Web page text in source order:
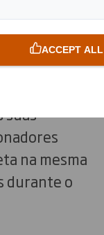
dimensões em
um só uso, é
solução
suas
na mesma
durante o